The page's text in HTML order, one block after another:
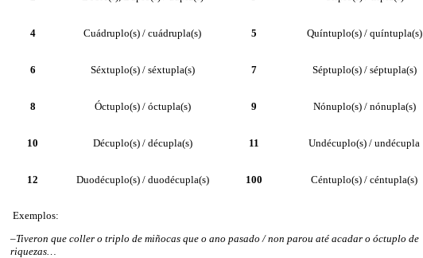
4 Cuádruplo(s) / cuádrupla(s) 5 Quíntuplo(s) / quíntupla(s)
6 Séxtuplo(s) / séxtupla(s) 7 Séptuplo(s) / séptupla(s)
8 Óctuplo(s) / óctupla(s) 9 Nónuplo(s) / nónupla(s)
10 Décuplo(s) / décupla(s) 11 Undécuplo(s) / undécupla
12 Duodécuplo(s) / duodécupla(s) 100 Céntuplo(s) / céntupla(s)
Exemplos:
–Tiveron que coller o triplo de miñocas que o ano pasado / non parou até acadar o óctuplo de
riquezas…